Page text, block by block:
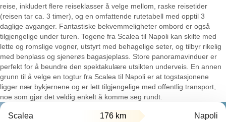
reise, inkludert flere reiseklasser å velge mellom, raske reisetider
(reisen tar ca. 3 timer), og en omfattende rutetabell med opptil 3
daglige avganger. Fantastiske bekvemmeligheter ombord er også
tilgjengelige under turen. Togene fra Scalea til Napoli kan skilte med
lette og romslige vogner, utstyrt med behagelige seter, og tilbyr rikelig
med benplass og sjenerøs bagasjeplass. Store panoramavinduer er
perfekt for å beundre den spektakulære utsikten underveis. En annen
grunn til å velge en togtur fra Scalea til Napoli er at togstasjonene
ligger nær bykjernene og er lett tilgjengelige med offentlig transport,
noe som gjør det veldig enkelt å komme seg rundt.
Scalea 176 km Napoli